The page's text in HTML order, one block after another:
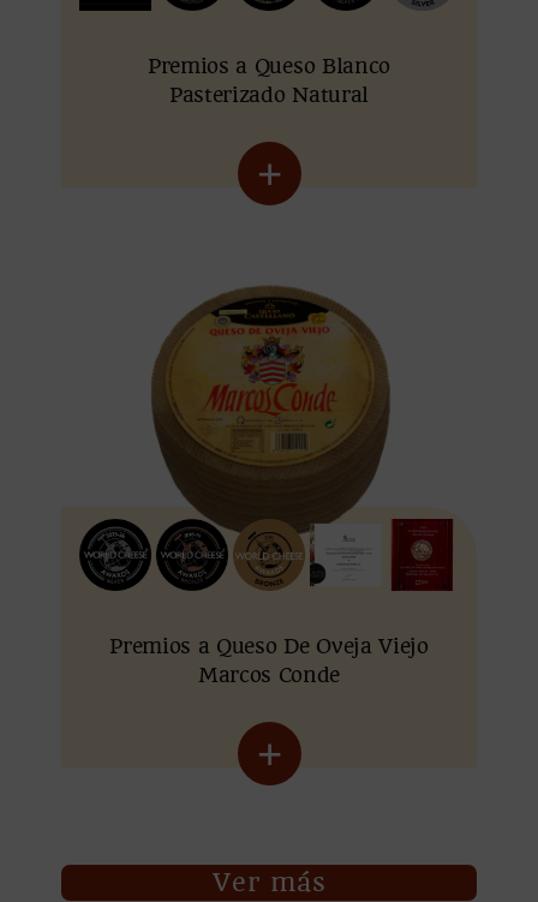
Premios a Queso Blanco
Pasterizado Natural
+
Premios a Queso De Oveja Viejo
Marcos Conde
+
Ver más